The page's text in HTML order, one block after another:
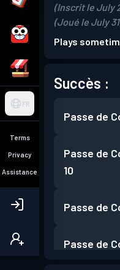
FR
Terms
Privacy
Assistance
(Inscrit le July
(Joué le July
Plays
Succès :
Passe de
Passe de
10
Passe de
Passe de